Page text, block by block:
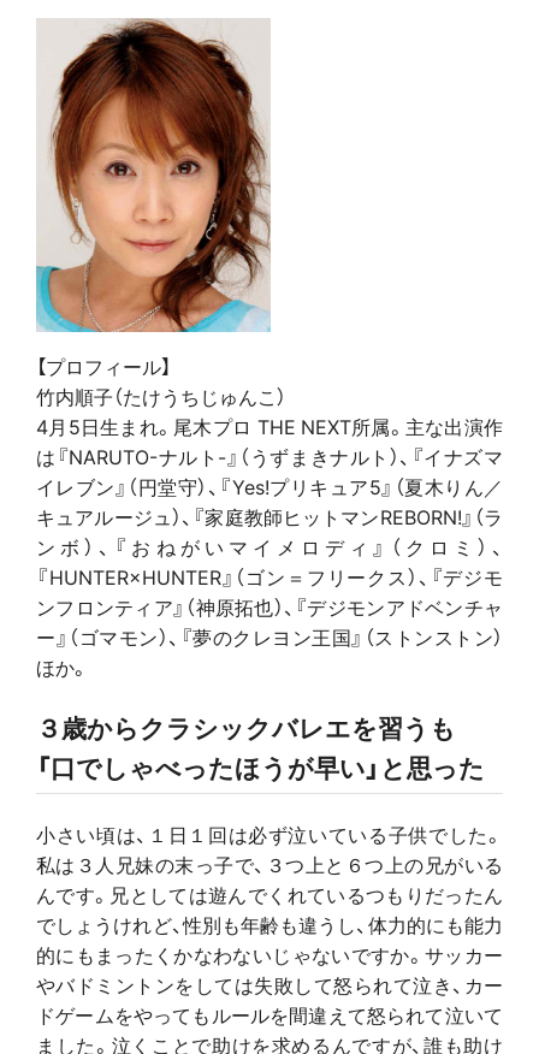
【プロフィール】
竹内順子（たけうちじゅんこ）
4月5日生まれ。尾木プロ THE NEXT所属。主な出演作
は『NARUTO-ナルト-』（うずまきナルト）、『イナズマ
イレブン』（円堂守）、『Yes!プリキュア5』（夏木りん／
キュアルージュ）、『家庭教師ヒットマンREBORN!』（ラ
ンボ）、『おねがいマイメロディ』（クロミ）、
『HUNTER×HUNTER』（ゴン＝フリークス）、『デジモ
ンフロンティア』（神原拓也）、『デジモンアドベンチャ
ー』（ゴマモン）、『夢のクレヨン王国』（ストンストン）
ほか。
３歳からクラシックバレエを習うも
「口でしゃべったほうが早い」と思った
小さい頃は、１日１回は必ず泣いている子供でした。
私は３人兄妹の末っ子で、３つ上と６つ上の兄がいる
んです。兄としては遊んでくれているつもりだったん
でしょうけれど、性別も年齢も違うし、体力的にも能力
的にもまったくかなわないじゃないですか。サッカー
やバドミントンをしては失敗して怒られて泣き、カー
ドゲームをやってもルールを間違えて怒られて泣いて
ました。泣くことで助けを求めるんですが、誰も助け